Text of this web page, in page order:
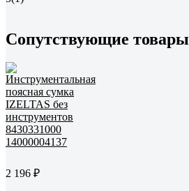
Сопутствующие товары
2 196 ₽